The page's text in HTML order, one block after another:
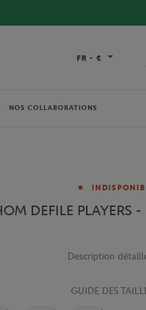
FR - €
NOS COLLABORATIONS
DEFILE PLAYERS -
Description
GUIDE DES